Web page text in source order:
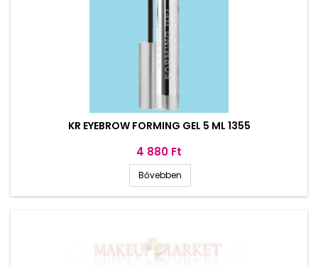
KR EYEBROW FORMING GEL 5 ML 1355
Ár
4 880 Ft
Bővebben